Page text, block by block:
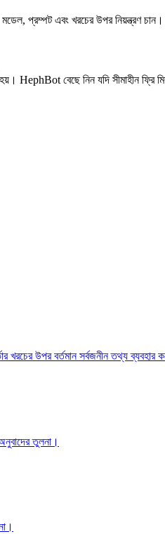
এবং খরচের উপর নিয়ন্ত্রণ চান।
HephBot বেছে নিন যদি সীমাহীন
খরচের উপর বর্তমান সর্বজনীন তথ্য ব্যবহার
তুলনা।